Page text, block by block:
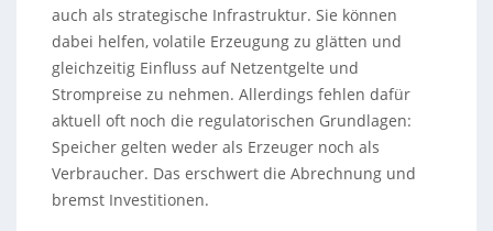
auch als strategische Infrastruktur. Sie können
dabei helfen, volatile Erzeugung zu glätten und
gleichzeitig Einfluss auf Netzentgelte und
Strompreise zu nehmen. Allerdings fehlen dafür
aktuell oft noch die regulatorischen Grundlagen:
Speicher gelten weder als Erzeuger noch als
Verbraucher. Das erschwert die Abrechnung und
bremst Investitionen.